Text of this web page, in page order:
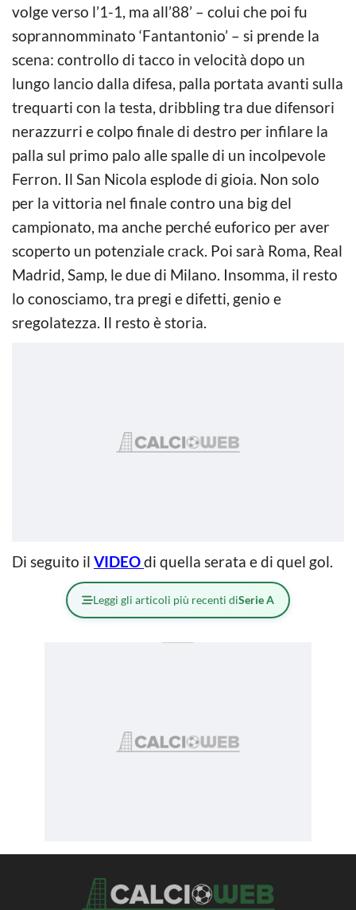
volge verso l’1-1, ma all’88’ – colui che poi fu
soprannomminato ‘Fantantonio’ – si prende la
scena: controllo di tacco in velocità dopo un
lungo lancio dalla difesa, palla portata avanti sulla
trequarti con la testa, dribbling tra due difensori
nerazzurri e colpo finale di destro per infilare la
palla sul primo palo alle spalle di un incolpevole
Ferron. Il San Nicola esplode di gioia. Non solo
per la vittoria nel finale contro una big del
campionato, ma anche perché euforico per aver
scoperto un potenziale crack. Poi sarà Roma, Real
Madrid, Samp, le due di Milano. Insomma, il resto
lo conosciamo, tra pregi e difetti, genio e
sregolatezza. Il resto è storia.
Di seguito il VIDEOdi quella serata e di quel gol.
Leggi gli articoli più recenti diSerie A